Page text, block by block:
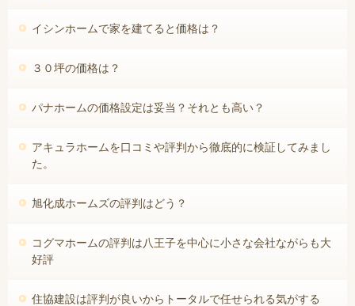
イシンホームで家を建てると価格は？
３０坪の価格は？
パナホームの価格設定は妥当？それとも高い？
アキュラホームを口コミや評判から徹底的に検証してみまし
た。
旭化成ホームズの評判はどう？
コグマホームの評判は八王子を中心に小さな会社ながらも大
好評
住協建設は評判が良いからトータルで任せられる気がする